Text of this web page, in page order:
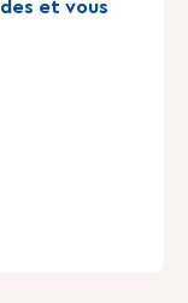
et vous